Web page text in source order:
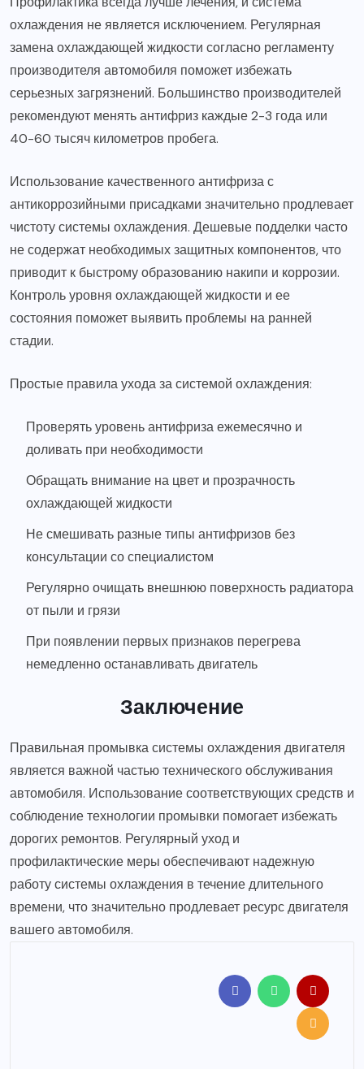
охлаждения не является исключением. Регулярная
замена охлаждающей жидкости согласно регламенту
производителя автомобиля поможет избежать
серьезных загрязнений. Большинство производителей
рекомендуют менять антифриз каждые 2-3 года или
40-60 тысяч километров пробега.
Использование качественного антифриза с
антикоррозийными присадками значительно продлевает
чистоту системы охлаждения. Дешевые подделки часто
не содержат необходимых защитных компонентов, что
приводит к быстрому образованию накипи и коррозии.
Контроль уровня охлаждающей жидкости и ее
состояния поможет выявить проблемы на ранней
стадии.
Простые правила ухода за системой охлаждения:
Проверять уровень антифриза ежемесячно и
доливать при необходимости
Обращать внимание на цвет и прозрачность
охлаждающей жидкости
Не смешивать разные типы антифризов без
консультации со специалистом
Регулярно очищать внешнюю поверхность радиатора
от пыли и грязи
При появлении первых признаков перегрева
немедленно останавливать двигатель
Заключение
Правильная промывка системы охлаждения двигателя
является важной частью технического обслуживания
автомобиля. Использование соответствующих средств и
соблюдение технологии промывки помогает избежать
дорогих ремонтов. Регулярный уход и
профилактические меры обеспечивают надежную
работу системы охлаждения в течение длительного
времени, что значительно продлевает ресурс двигателя
вашего автомобиля.